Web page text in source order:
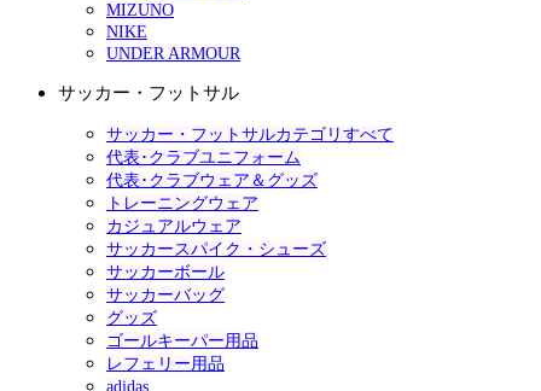
MIZUNO
NIKE
UNDER ARMOUR
サッカー・フットサル
サッカー・フットサルカテゴリすべて
代表･クラブユニフォーム
代表･クラブウェア＆グッズ
トレーニングウェア
カジュアルウェア
サッカースパイク・シューズ
サッカーボール
サッカーバッグ
グッズ
ゴールキーパー用品
レフェリー用品
adidas